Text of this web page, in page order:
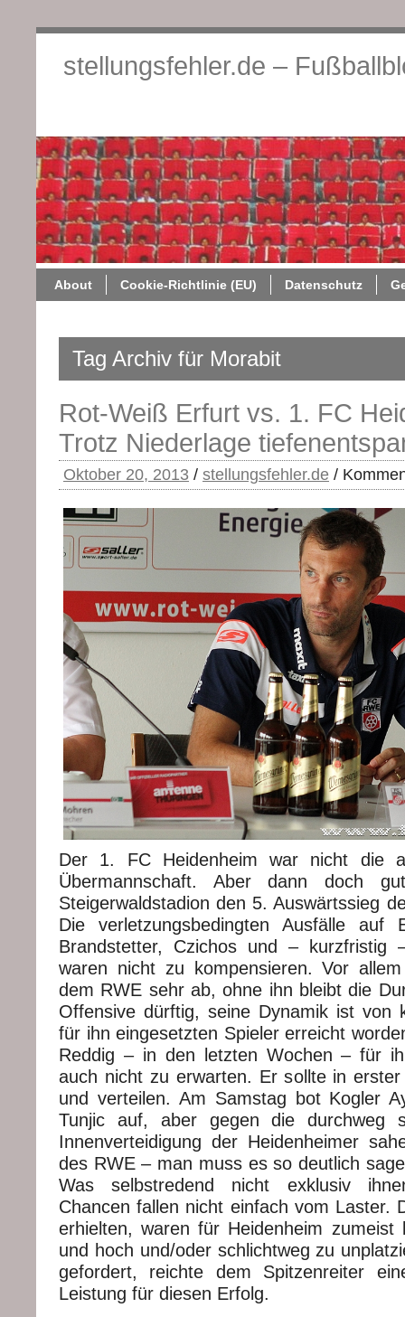
stellungsfehler.de –
About Cookie-Richtlinie (EU) Datenschutz
Tag Archiv für Morabit
Rot-Weiß Erfurt vs. 1. FC
Trotz Niederlage
Oktober 20, 2013 / stellungsfehler.de /
Der 1. FC Heidenheim war nicht die
Übermannschaft. Aber dann doch
Steigerwaldstadion den 5. Auswärtssieg
Die verletzungsbedingten Ausfälle auf
Brandstetter, Czichos und – kurzfristig
waren nicht zu kompensieren. Vor
dem RWE sehr ab, ohne ihn bleibt die
Offensive dürftig, seine Dynamik ist von
für ihn eingesetzten Spieler erreicht
Reddig – in den letzten Wochen – für
auch nicht zu erwarten. Er sollte in
und verteilen. Am Samstag bot Kogler
Tunjic auf, aber gegen die durchweg
Innenverteidigung der Heidenheimer
des RWE – man muss es so deutlich
Was selbstredend nicht exklusiv
Chancen fallen nicht einfach vom Laster.
erhielten, waren für Heidenheim zumeist
und hoch und/oder schlichtweg zu
gefordert, reichte dem Spitzenreiter
Leistung für diesen Erfolg.